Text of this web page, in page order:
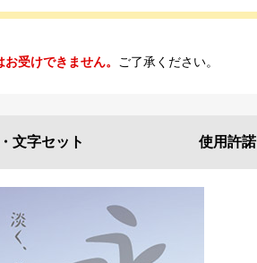
受けできません。 ご了承ください。
文字セット 使用許諾